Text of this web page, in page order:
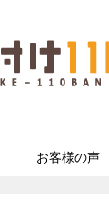
お客様の声